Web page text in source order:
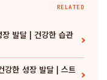
RELATED
발달 | 건강한 습관
강한 성장 발달 | 스트